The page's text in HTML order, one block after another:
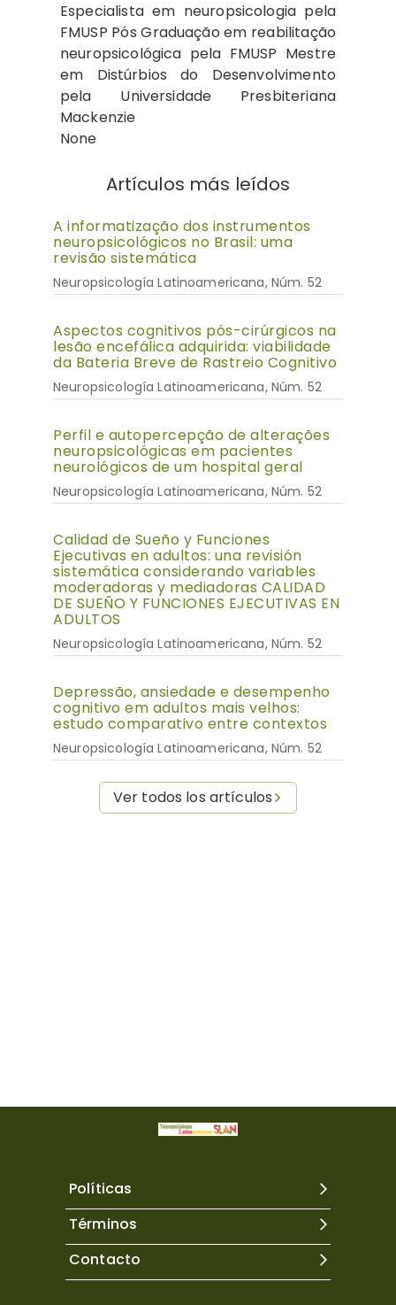
Especialista em neuropsicologia pela
FMUSP Pós Graduação em reabilitação
neuropsicológica pela FMUSP Mestre
em Distúrbios do Desenvolvimento
pela Universidade Presbiteriana
Mackenzie
None
Artículos más leídos
A informatização dos instrumentos
neuropsicológicos no Brasil: uma
revisão sistemática
Neuropsicología Latinoamericana, Núm. 52
Aspectos cognitivos pós-cirúrgicos na
lesão encefálica adquirida: viabilidade
da Bateria Breve de Rastreio Cognitivo
Neuropsicología Latinoamericana, Núm. 52
Perfil e autopercepção de alterações
neuropsicológicas em pacientes
neurológicos de um hospital geral
Neuropsicología Latinoamericana, Núm. 52
Calidad de Sueño y Funciones
Ejecutivas en adultos: una revisión
sistemática considerando variables
moderadoras y mediadoras CALIDAD
DE SUEÑO Y FUNCIONES EJECUTIVAS EN
ADULTOS
Neuropsicología Latinoamericana, Núm. 52
Depressão, ansiedade e desempenho
cognitivo em adultos mais velhos:
estudo comparativo entre contextos
Neuropsicología Latinoamericana, Núm. 52
Ver todos los artículos
Políticas
Términos
Contacto